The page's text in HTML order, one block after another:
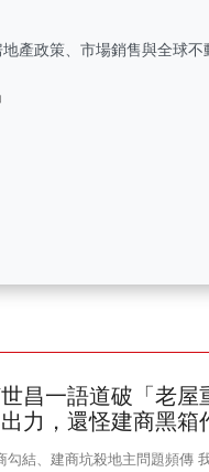
產政策、市場銷售與全球
昌一語道破「老屋
力，還怪建商黑箱
勾結、建商坑殺地主問題頻傳